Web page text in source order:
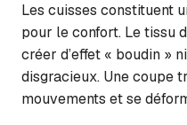
Les cuisses constituent
pour le confort. Le tissu
créer d’effet « boudin »
disgracieux. Une coupe
mouvements et se